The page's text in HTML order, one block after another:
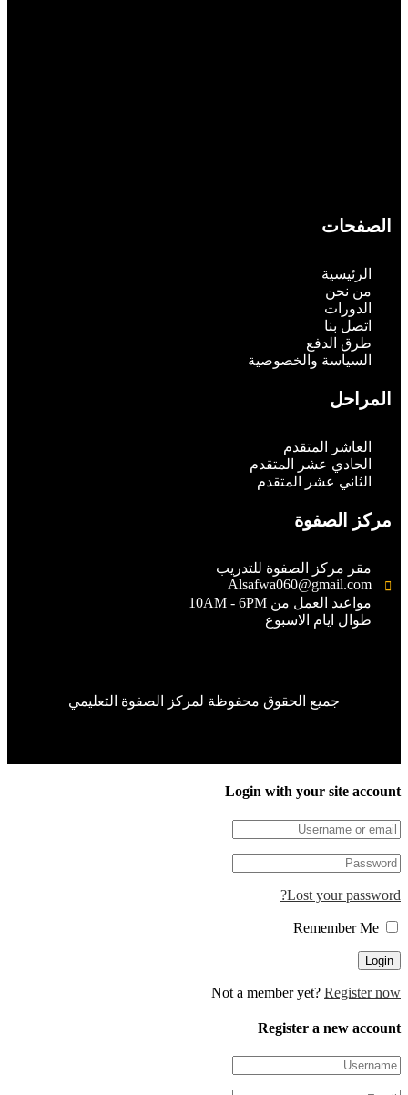
الصفحات
الرئيسية
من نحن
الدورات
اتصل بنا
طرق الدفع
السياسة والخصوصية
المراحل
العاشر المتقدم
الحادي عشر المتقدم
الثاني عشر المتقدم
مركز الصفوة
مقر مركز الصفوة للتدريب
Alsafwa060@gmail.com
مواعيد العمل من 10AM - 6PM
طوال ايام الاسبوع
جميع الحقوق محفوظة لمركز الصفوة التعليمي
Login with your site
Lost your
Remember Me
Not a member yet?Register
Register a new